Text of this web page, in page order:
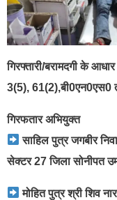
गिरफ्तारी/बरामदगी के
3(5), 61(2),बी0एन0एस0
गिरफतार अभियुक्त
साहिल पुत्र जगबीर
सेक्टर 27 जिला सोनीपत
मोहित पुत्र श्री शिव